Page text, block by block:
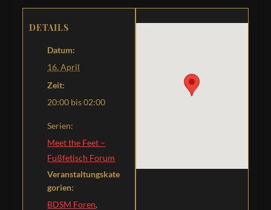
DETAILS
Datum:
16. April
Zeit:
20:00 bis 02:00
Serien:
Meet the Feet –
Fußfetisch Forum
Veranstaltungskate
gorien:
BDSM Foren,